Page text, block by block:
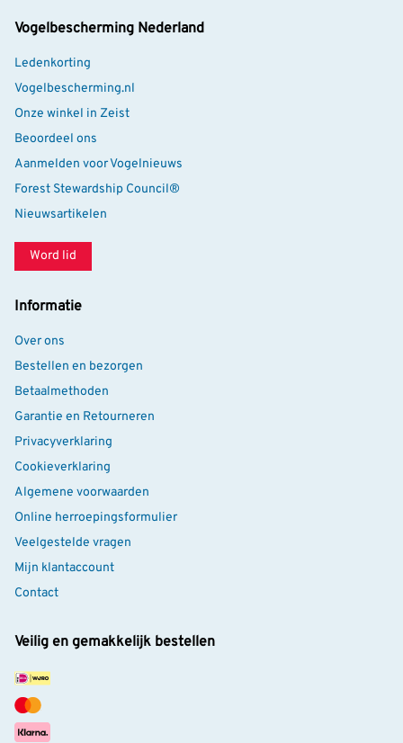
Vogelbescherming Nederland
Ledenkorting
Vogelbescherming.nl
Onze winkel in Zeist
Beoordeel ons
Aanmelden voor Vogelnieuws
Forest Stewardship Council®
Nieuwsartikelen
Word lid
Informatie
Over ons
Bestellen en bezorgen
Betaalmethoden
Garantie en Retourneren
Privacyverklaring
Cookieverklaring
Algemene voorwaarden
Online herroepingsformulier
Veelgestelde vragen
Mijn klantaccount
Contact
Veilig en gemakkelijk bestellen